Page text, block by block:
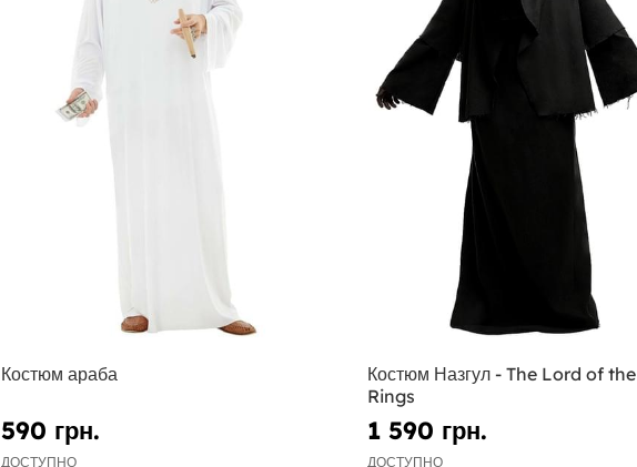
Костюм араба
590 грн.
ДОСТУПНО
Костюм Назгул - The Lord of the
Rings
1 590 грн.
ДОСТУПНО